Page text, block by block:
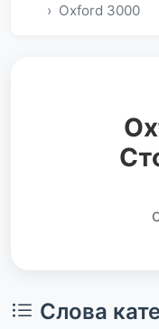
Oxford 3000
Слова